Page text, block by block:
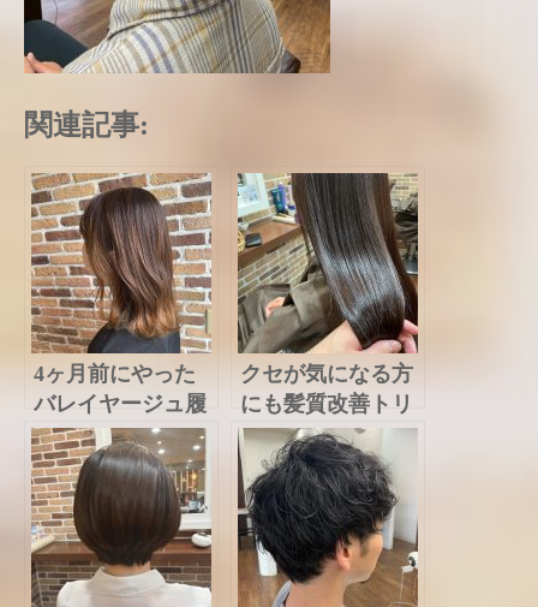
関連記事:
4ヶ月前にやった
バレイヤージュ履
歴を活かしたオン
カラー！撮影モデ
ルもいつもありが
とう😆
クセが気になる方
にも髪質改善トリ
ートメントおすす
めしてますよー😊